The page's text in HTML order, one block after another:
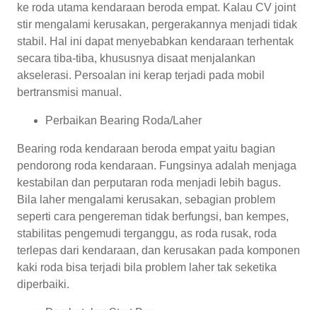
ke roda utama kendaraan beroda empat. Kalau CV joint
stir mengalami kerusakan, pergerakannya menjadi tidak
stabil. Hal ini dapat menyebabkan kendaraan terhentak
secara tiba-tiba, khususnya disaat menjalankan
akselerasi. Persoalan ini kerap terjadi pada mobil
bertransmisi manual.
Perbaikan Bearing Roda/Laher
Bearing roda kendaraan beroda empat yaitu bagian
pendorong roda kendaraan. Fungsinya adalah menjaga
kestabilan dan perputaran roda menjadi lebih bagus.
Bila laher mengalami kerusakan, sebagian problem
seperti cara pengereman tidak berfungsi, ban kempes,
stabilitas pengemudi terganggu, as roda rusak, roda
terlepas dari kendaraan, dan kerusakan pada komponen
kaki roda bisa terjadi bila problem laher tak seketika
diperbaiki.